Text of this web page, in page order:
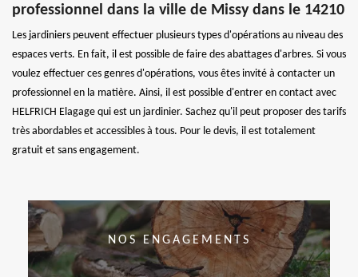
professionnel dans la ville de Missy dans le 14210
Les jardiniers peuvent effectuer plusieurs types d'opérations au niveau des
espaces verts. En fait, il est possible de faire des abattages d'arbres. Si vous
voulez effectuer ces genres d'opérations, vous êtes invité à contacter un
professionnel en la matière. Ainsi, il est possible d'entrer en contact avec
HELFRICH Elagage qui est un jardinier. Sachez qu'il peut proposer des tarifs
très abordables et accessibles à tous. Pour le devis, il est totalement
gratuit et sans engagement.
NOS ENGAGEMENTS